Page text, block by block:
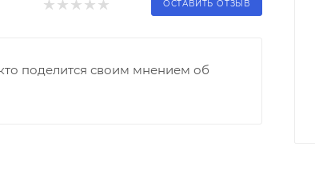
ОСТАВИТЬ ОТЗЫВ
поделится своим мнением об